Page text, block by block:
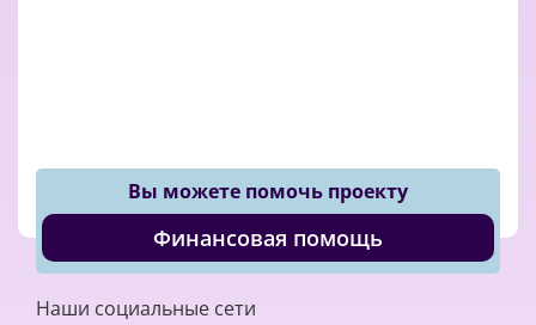
Вы можете помочь проекту
Финансовая помощь
Наши социальные сети